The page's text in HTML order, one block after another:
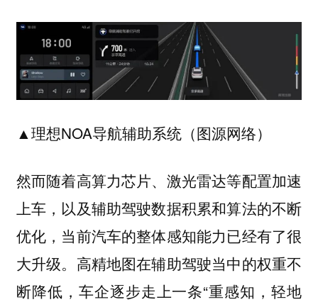
▲理想NOA导航辅助系统（图源网络）
然而随着高算力芯片、激光雷达等配置加速
上车，以及辅助驾驶数据积累和算法的不断
优化，当前汽车的整体感知能力已经有了很
大升级。高精地图在辅助驾驶当中的权重不
断降低，车企逐步走上一条“重感知，轻地